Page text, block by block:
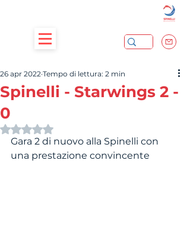
Spinelli - Starwings 2 -
0
26 apr 2022 Tempo di lettura: 2 min
Valutazione NaN stelle su 5.
Gara 2 di nuovo alla Spinelli con
una prestazione convincente